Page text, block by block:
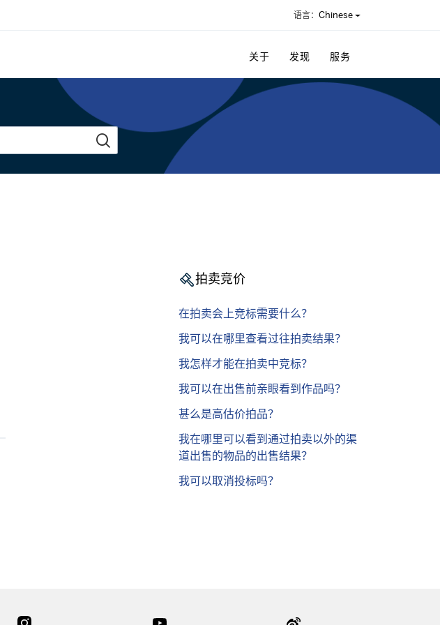
语言： Chinese
关于 发现 服务
拍卖竞价
在拍卖会上竞标需要什么？
我可以在哪里查看过往拍卖结果？
我怎样才能在拍卖中竞标？
我可以在出售前亲眼看到作品吗？
甚么是高估价拍品？
我在哪里可以看到通过拍卖以外的渠
道出售的物品的出售结果？
我可以取消投标吗？